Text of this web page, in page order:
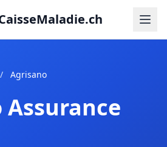
/ Agrisano